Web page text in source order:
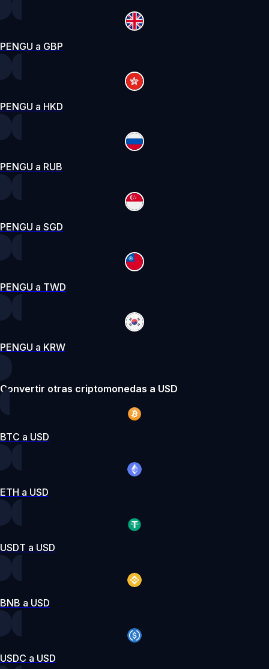
PENGU a GBP
PENGU a HKD
PENGU a RUB
PENGU a SGD
PENGU a TWD
PENGU a KRW
Convertir otras criptomonedas a USD
BTC a USD
ETH a USD
USDT a USD
BNB a USD
USDC a USD